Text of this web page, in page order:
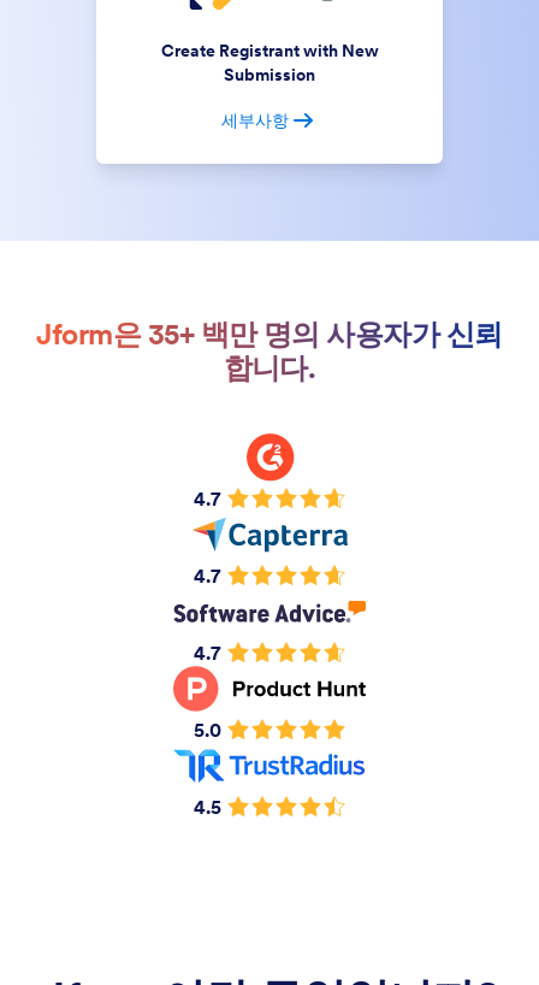
Create Registrant with New
Submission
세부사항
Jform은 35+ 백만 명의 사용자가 신뢰
합니다.
4.7
4.7
4.7
5.0
4.5